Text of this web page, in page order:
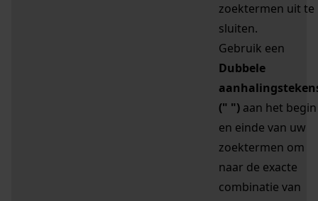
zoektermen uit te
sluiten.
Gebruik een
Dubbele
(" ") aan het begin
en einde van uw
zoektermen om
naar de exacte
combinatie van